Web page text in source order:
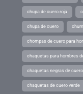
chupa de cuero roja
chupa de cuero
chompas de cuero para
chaquetas para hombres
chaquetas negras de cuero
chaquetas de cuero verde